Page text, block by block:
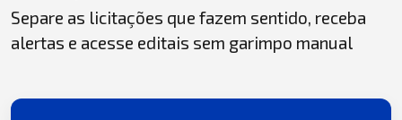
Separe as licitações que fazem sentido, receba
alertas e acesse editais sem garimpo manual